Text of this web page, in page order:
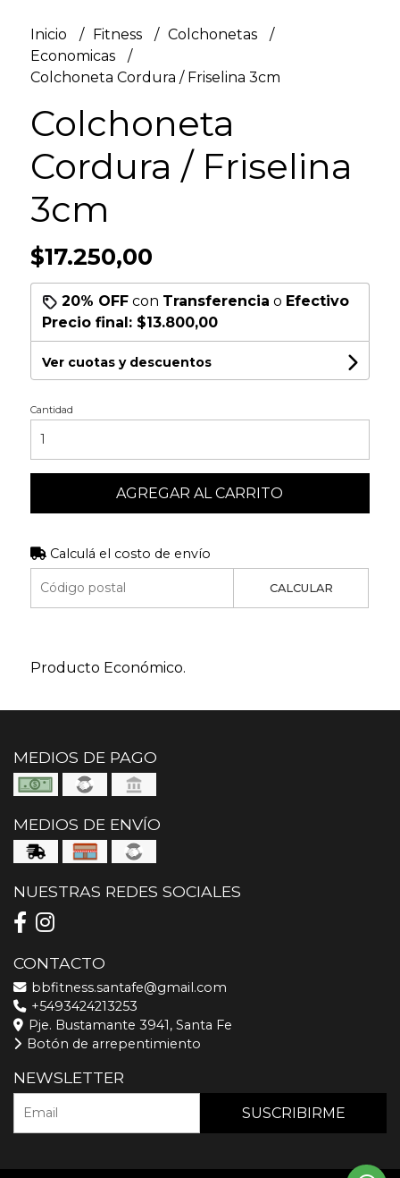
Inicio Fitness
Colchonetas
Economicas
Colchoneta Cordura / Friselina 3cm
Colchoneta
Cordura / Friselina
3cm
$17.250,00
20% OFFcon Transferencia o Efectivo
Precio final: $13.800,00
Ver cuotas y descuentos
Cantidad
AGREGAR AL CARRITO
Calculá el costo de envío
CALCULAR
Producto Económico.
MEDIOS DE PAGO
MEDIOS DE ENVÍO
NUESTRAS REDES SOCIALES
CONTACTO
bbfitness.santafe@gmail.com
+5493424213253
Pje. Bustamante 3941, Santa Fe
Botón de arrepentimiento
NEWSLETTER
SUSCRIBIRME